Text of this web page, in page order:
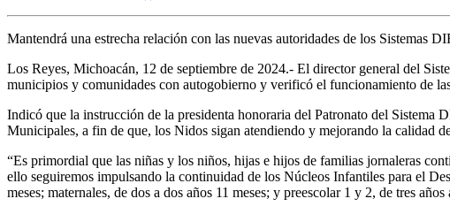
Mantendrá una estrecha relación con las nuevas autoridades de los Sistemas
Los Reyes, Michoacán, 12 de septiembre de 2024.- El director general del
municipios y comunidades con autogobierno y verificó el funcionamiento de
Indicó que la instrucción de la presidenta honoraria del Patronato del Sistema
Municipales, a fin de que, los Nidos sigan atendiendo y mejorando la calidad
“Es primordial que las niñas y los niños, hijas e hijos de familias jornaleras
ello seguiremos impulsando la continuidad de los Núcleos Infantiles para el
meses; maternales, de dos a dos años 11 meses; y preescolar 1 y 2, de tres